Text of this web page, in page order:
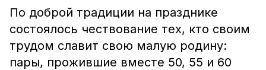
По доброй традиции на празднике
состоялось чествование тех, кто своим
трудом славит свою малую родину:
пары, прожившие вместе 50, 55 и 60